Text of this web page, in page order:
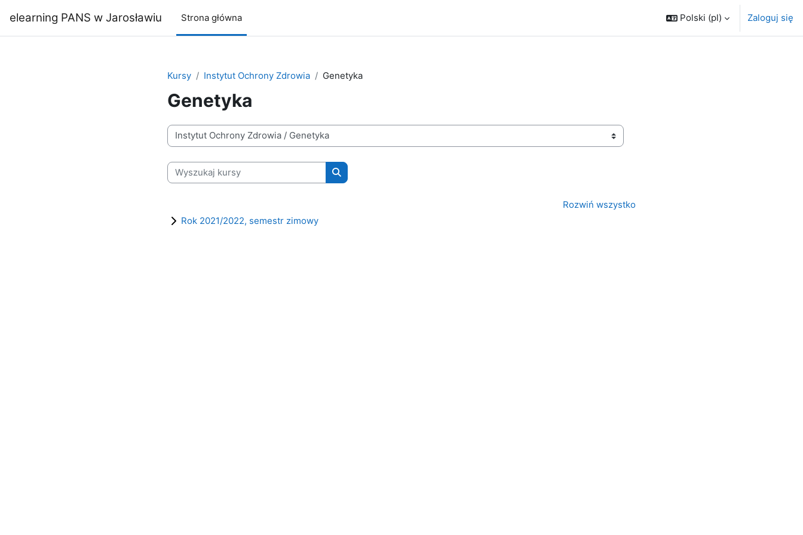
elearning PANS w Jarosławiu Strona główna Polski ‎(pl)‎ Zaloguj się
Kursy Instytut Ochrony Zdrowia Genetyka
Genetyka
Kategorie kursów
Wyszukaj kursy
Wyszukaj kursy
Rozwiń wszystko
Rok 2021/2022, semestr zimowy